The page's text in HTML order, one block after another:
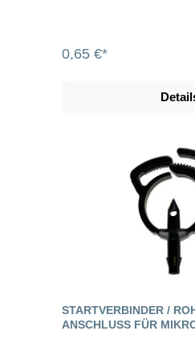
0,65 €*
STARTVERBINDER /
ANSCHLUSS FÜR